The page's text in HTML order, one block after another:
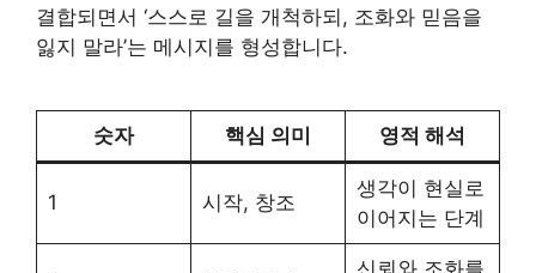
결합되면서 ‘스스로 길을 개척하되, 조화와 믿음을
잃지 말라’는 메시지를 형성합니다.
숫자 핵심 의미 영적 해석
1 시작, 창조
생각이 현실로
이어지는 단계
신뢰와 조화를